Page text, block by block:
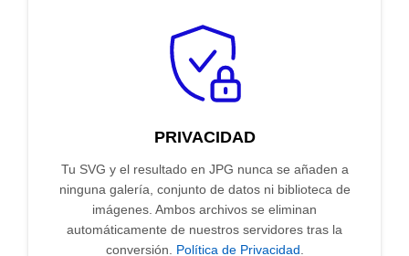
PRIVACIDAD
Tu SVG y el resultado en JPG nunca se añaden a
ninguna galería, conjunto de datos ni biblioteca de
imágenes. Ambos archivos se eliminan
automáticamente de nuestros servidores tras la
conversión. Política de Privacidad.